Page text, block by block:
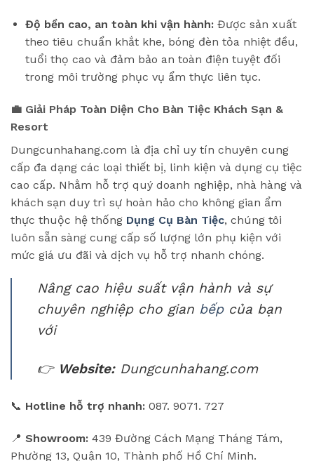
Độ bền cao, an toàn khi vận hành:Được sản xuất
theo tiêu chuẩn khắt khe, bóng đèn tỏa nhiệt đều,
tuổi thọ cao và đảm bảo an toàn điện tuyệt đối
trong môi trường phục vụ ẩm thực liên tục.
💼 Giải Pháp Toàn Diện Cho Bàn Tiệc Khách Sạn &
Resort
Dungcunhahang.com là địa chỉ uy tín chuyên cung
cấp đa dạng các loại thiết bị, linh kiện và dụng cụ tiệc
cao cấp. Nhằm hỗ trợ quý doanh nghiệp, nhà hàng và
khách sạn duy trì sự hoàn hảo cho không gian ẩm
thực thuộc hệ thống Dụng Cụ Bàn Tiệc, chúng tôi
luôn sẵn sàng cung cấp số lượng lớn phụ kiện với
mức giá ưu đãi và dịch vụ hỗ trợ nhanh chóng.
Nâng cao hiệu suất vận hành và sự
chuyên nghiệp cho gian bếpcủa bạn
với
👉 Website:Dungcunhahang.com
📞 Hotline hỗ trợ nhanh: 087. 9071. 727
📍 Showroom: 439 Đường Cách Mạng Tháng Tám,
Phường 13, Quận 10, Thành phố Hồ Chí Minh.